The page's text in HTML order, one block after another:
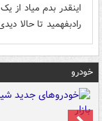
اینقدر بدم میاد از
رادبفهمید تا حالا
خودرو